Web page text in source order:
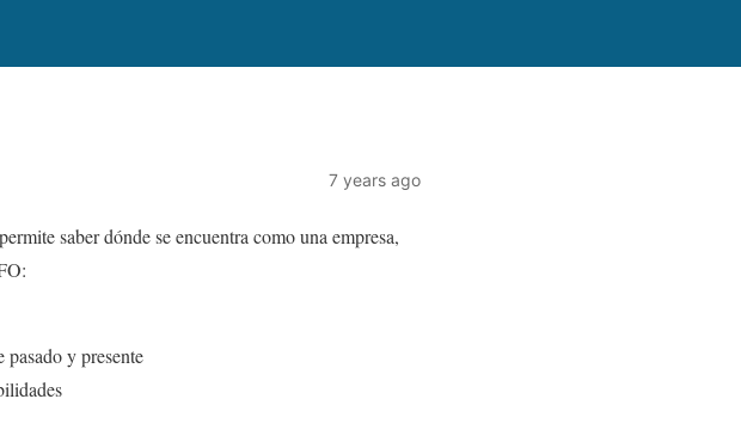
7 years ago
saber dónde se encuentra como una empresa,
y presente